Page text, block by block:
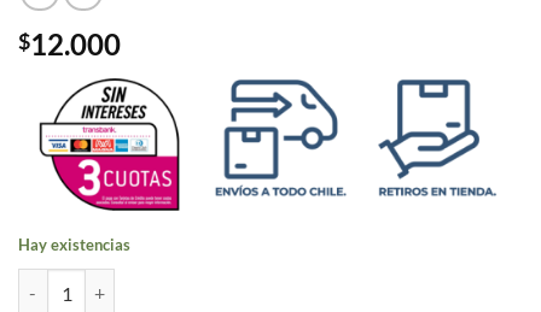
$12.000
Hay existencias